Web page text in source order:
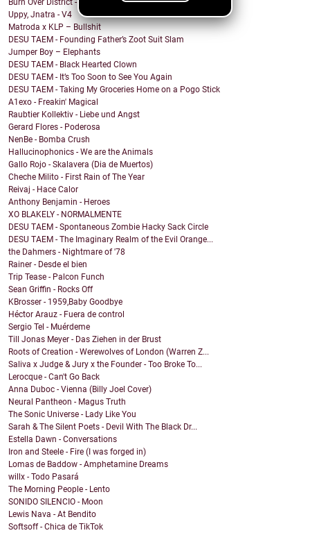
Burn Over District - The Symbols Between Us
Uppy, Jnatra - V4
Matroda x KLP – Bullshit
DESU TAEM - Founding Father’s Zoot Suit Slam
Jumper Boy – Elephants
DESU TAEM - Black Hearted Clown
DESU TAEM - It’s Too Soon to See You Again
DESU TAEM - Taking My Groceries Home on a Pogo Stick
A1exo - Freakin' Magical
Raubtier Kollektiv - Liebe und Angst
Gerard Flores - Poderosa
NenBe - Bomba Crush
Hallucinophonics - We are the Animals
Gallo Rojo - Skalavera (Dia de Muertos)
Cheche Milito - First Rain of The Year
Reivaj - Hace Calor
Anthony Benjamin - Heroes
XO BLAKELY - NORMALMENTE
DESU TAEM - Spontaneous Zombie Hacky Sack Circle
DESU TAEM - The Imaginary Realm of the Evil Orange...
the Dahmers - Nightmare of '78
Rainer - Desde el bien
Trip Tease - Palcon Funch
Sean Griffin - Rocks Off
KBrosser - 1959,Baby Goodbye
Héctor Arauz - Fuera de control
Sergio Tel - Muérdeme
Till Jonas Meyer - Das Ziehen in der Brust
Roots of Creation - Werewolves of London (Warren Z...
Saliva x Judge & Jury x the Founder - Too Broke To...
Lerocque - Can't Go Back
Anna Duboc - Vienna (Billy Joel Cover)
Neural Pantheon - Magus Truth
The Sonic Universe - Lady Like You
Sarah & The Silent Poets - Devil With The Black Dr...
Estella Dawn - Conversations
Iron and Steele - Fire (I was forged in)
Lomas de Baddow - Amphetamine Dreams
willx - Todo Pasará
The Morning People - Lento
SONIDO SILENCIO - Moon
Lewis Nava - At Bendito
Softsoff - Chica de TikTok